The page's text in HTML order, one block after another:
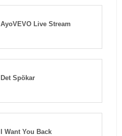
AyoVEVO Live Stream
Det Spökar
I Want You Back